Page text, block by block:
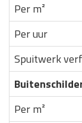
Per m²
Per uur
Spuitwerk
Per m²